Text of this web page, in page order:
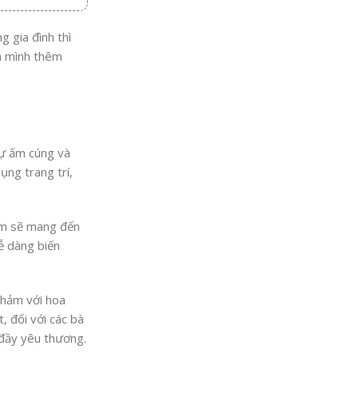
gia đình thì
mình thêm
ấm cúng và
trang trí,
sẽ mang đến
dàng biến
với hoa
đối với các bà
yêu thương.